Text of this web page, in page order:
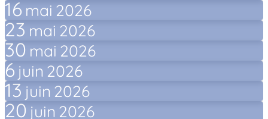
16 mai 2026
23 mai 2026
30 mai 2026
6 juin 2026
13 juin 2026
20 juin 2026